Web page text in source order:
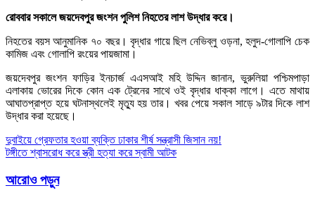
রোববার সকালে জয়দেবপুর জংশন পুলিশ নিহতের লাশ উদ্ধার করে।
নিহতের বয়স আনুমানিক ৭০ বছর। বৃদ্ধার গায়ে ছিল নেভিব্লু ওড়না, হলুদ-গোলাপি চেক
কামিজ এবং গোলাপি রংয়ের পায়জামা।
জয়দেবপুর জংশন ফাড়ির ইনচার্জ এএসআই মহি উদ্দিন জানান, ভুরুলিয়া পশ্চিমপাড়া
এলাকায় ভোরের দিকে কোন এক ট্রেনের সাথে ওই বৃদ্ধার ধাক্কা লাগে। এতে মাথায়
আঘাতপ্রাপ্ত হয়ে ঘটনাস্থলেই মৃত্যু হয় তার। খবর পেয়ে সকাল সাড়ে ৯টার দিকে লাশ
উদ্ধার করা হয়েছে।
Post
navigation
দুবাইয়ে গ্রেফতার হওয়া ব্যক্তি ঢাকার শীর্ষ সন্ত্রাসী জিসান নয়!
টঙ্গীতে শ্বাসরোধ করে স্ত্রী হত্যা করে স্বামী আটক
আরোও পড়ুন